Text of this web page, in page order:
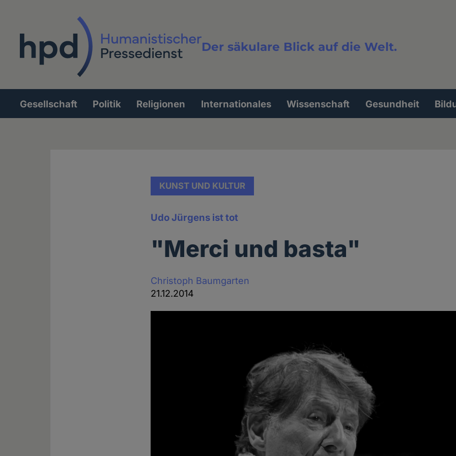
Der säkulare Blick auf die Welt.
Volltextsuche
Hauptnavigation
Gesellschaft Politik Religionen Internationales Wissenschaft Gesundheit
KUNST UND KULTUR
Udo Jürgens ist tot
"Merci und basta"
Christoph Baumgarten
21.12.2014